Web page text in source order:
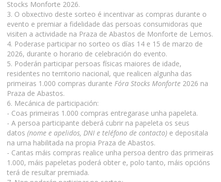
Stocks Monforte 2026.
3. O obxectivo deste sorteo é incentivar as compras durante o
evento e premiar a fidelidade das persoas consumidoras que
visiten a actividade na Praza de Abastos de Monforte de Lemos.
4. Poderase participar no sorteo os días 14 e 15 de marzo de
2026, durante o horario de celebración do evento.
5. Poderán participar persoas físicas maiores de idade,
residentes no territorio nacional, que realicen algunha das
primeiras 1.000 compras durante Fóra Stocks Monforte 2026 na
Praza de Abastos.
6. Mecánica de participación:
- Coas primeiras 1.000 compras entregarase unha papeleta.
- A persoa participante deberá cubrir na papeleta os seus
datos (nome e apelidos, DNI e teléfono de contacto) e depositala
na urna habilitada na propia Praza de Abastos.
- Cantas máis compras realice unha persoa dentro das primeiras
1.000, máis papeletas poderá obter e, polo tanto, máis opcións
terá de resultar premiada.